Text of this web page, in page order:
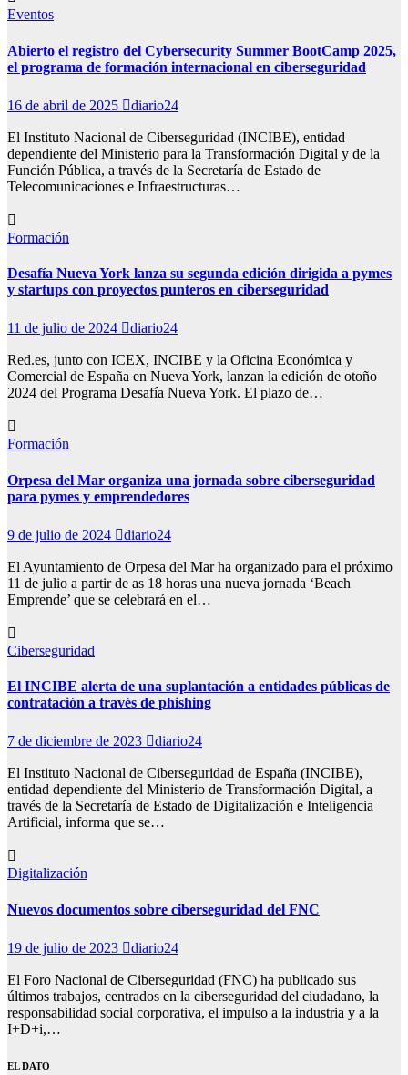
Eventos
Abierto el registro del Cybersecurity Summer BootCamp 2025,
el programa de formación internacional en ciberseguridad
16 de abril de 2025 diario24
El Instituto Nacional de Ciberseguridad (INCIBE), entidad
dependiente del Ministerio para la Transformación Digital y de la
Función Pública, a través de la Secretaría de Estado de
Telecomunicaciones e Infraestructuras…
Formación
Desafía Nueva York lanza su segunda edición dirigida a pymes
y startups con proyectos punteros en ciberseguridad
11 de julio de 2024 diario24
Red.es, junto con ICEX, INCIBE y la Oficina Económica y
Comercial de España en Nueva York, lanzan la edición de otoño
2024 del Programa Desafía Nueva York. El plazo de…
Formación
Orpesa del Mar organiza una jornada sobre ciberseguridad
para pymes y emprendedores
9 de julio de 2024 diario24
El Ayuntamiento de Orpesa del Mar ha organizado para el próximo
11 de julio a partir de as 18 horas una nueva jornada ‘Beach
Emprende’ que se celebrará en el…
Ciberseguridad
El INCIBE alerta de una suplantación a entidades públicas de
contratación a través de phishing
7 de diciembre de 2023 diario24
El Instituto Nacional de Ciberseguridad de España (INCIBE),
entidad dependiente del Ministerio de Transformación Digital, a
través de la Secretaría de Estado de Digitalización e Inteligencia
Artificial, informa que se…
Digitalización
Nuevos documentos sobre ciberseguridad del FNC
19 de julio de 2023 diario24
El Foro Nacional de Ciberseguridad (FNC) ha publicado sus
últimos trabajos, centrados en la ciberseguridad del ciudadano, la
responsabilidad social corporativa, el impulso a la industria y a la
I+D+i,…
EL DATO